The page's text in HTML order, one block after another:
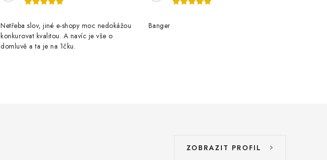
Netřeba slov, jiné e-shopy moc nedokážou
konkurovat kvalitou. A navíc je vše o
domluvě a ta je na 1čku.
Banger
ZOBRAZIT PROFIL